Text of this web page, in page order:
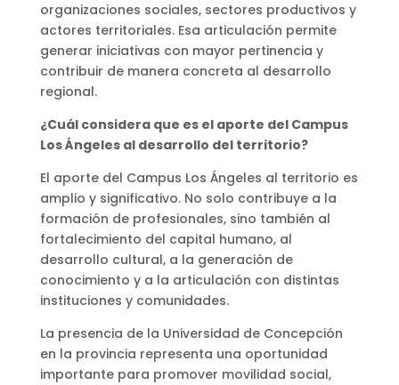
organizaciones sociales, sectores productivos y
actores territoriales. Esa articulación permite
generar iniciativas con mayor pertinencia y
contribuir de manera concreta al desarrollo
regional.
¿Cuál considera que es el aporte del Campus
Los Ángeles al desarrollo del territorio?
El aporte del Campus Los Ángeles al territorio es
amplio y significativo. No solo contribuye a la
formación de profesionales, sino también al
fortalecimiento del capital humano, al
desarrollo cultural, a la generación de
conocimiento y a la articulación con distintas
instituciones y comunidades.
La presencia de la Universidad de Concepción
en la provincia representa una oportunidad
importante para promover movilidad social,